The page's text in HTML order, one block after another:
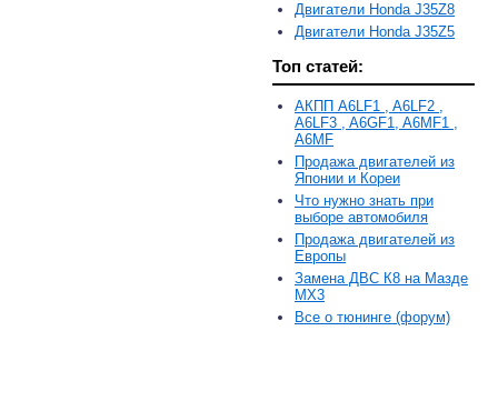
Двигатели Honda J35Z8
Двигатели Honda J35Z5
Топ статей:
АКПП A6LF1 , A6LF2 ,
A6LF3 , A6GF1, A6MF1 ,
A6MF
Продажа двигателей из
Японии и Кореи
Что нужно знать при
выборе автомобиля
Продажа двигателей из
Европы
Замена ДВС К8 на Мазде
MX3
Все о тюнинге (форум)